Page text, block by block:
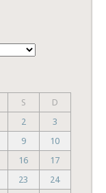
S
D
2
3
9
10
16
17
23
24